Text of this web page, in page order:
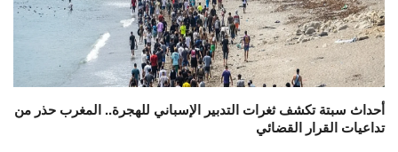
أحداث سبتة تكشف ثغرات التدبير الإسباني للهجرة.. المغرب حذر من
تداعيات القرار القضائي